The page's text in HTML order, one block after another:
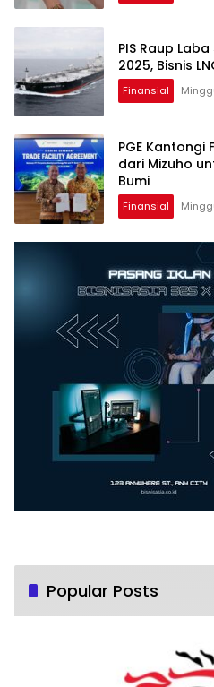
PIS Raup
2025, Bisnis
Finansial
PGE Kantongi
dari Mizuho
Bumi
Finansial
Popular Posts